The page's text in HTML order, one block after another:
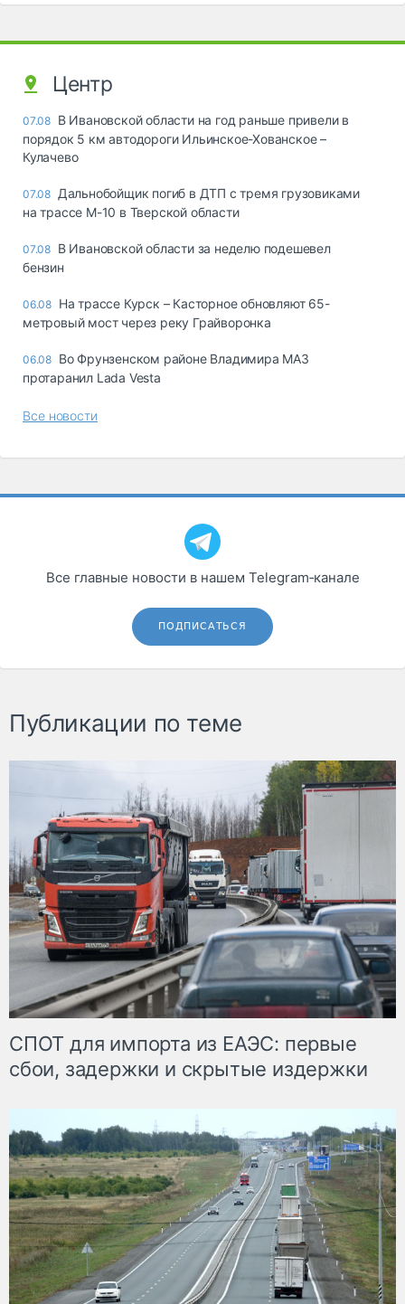
Центр
07.08 В Ивановской области на год раньше привели в
порядок 5 км автодороги Ильинское-Хованское –
Кулачево
07.08 Дальнобойщик погиб в ДТП с тремя грузовиками
на трассе М-10 в Тверской области
07.08 В Ивановской области за неделю подешевел
бензин
06.08 На трассе Курск – Касторное обновляют 65-
метровый мост через реку Грайворонка
06.08 Во Фрунзенском районе Владимира МАЗ
протаранил Lada Vesta
Все новости
Все главные новости в нашем Telegram‑канале
ПОДПИСАТЬСЯ
Публикации по теме
СПОТ для импорта из ЕАЭС: первые
сбои, задержки и скрытые издержки